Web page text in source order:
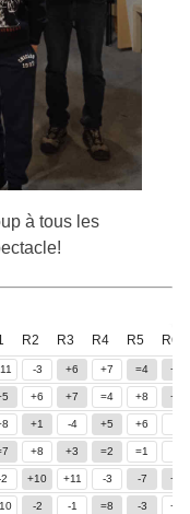
à tous les
R2 R3 R4 R5 R6
-3 +6 +7 =4 +8
+6 +7 =4 +8 +3
+1 -4 +5 +6
+8 +3 =2 =1
+10 +11 -3 -7 +4
-2 -1 =8 -3 +7